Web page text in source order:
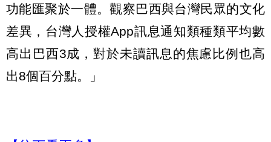
功能匯聚於一體。觀察巴西與台灣民眾的文化
差異，台灣人授權App訊息通知類種類平均數
高出巴西3成，對於未讀訊息的焦慮比例也高
出8個百分點。」